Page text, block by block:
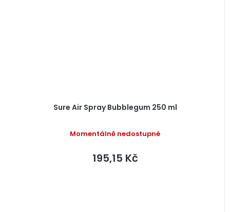
Sure Air Spray Bubblegum 250 ml
Momentálně nedostupné
195,15 Kč